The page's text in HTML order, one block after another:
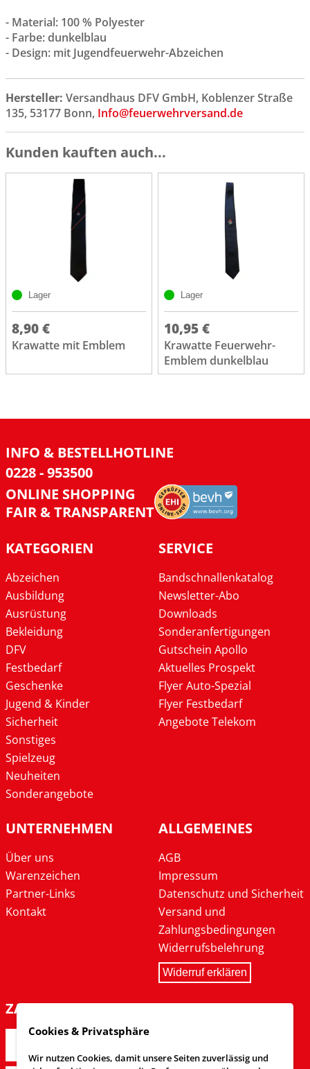
- Material: 100 % Polyester
- Farbe: dunkelblau
- Design: mit Jugendfeuerwehr-Abzeichen
Hersteller: Versandhaus DFV GmbH, Koblenzer Straße
135, 53177 Bonn, Info@feuerwehrversand.de
Kunden kauften auch...
Lager
8,90 €
Krawatte mit Emblem
Lager
10,95 €
Krawatte Feuerwehr-
Emblem dunkelblau
INFO & BESTELLHOTLINE
0228 - 953500
ONLINE SHOPPING
FAIR & TRANSPARENT
KATEGORIEN
Abzeichen
Ausbildung
Ausrüstung
Bekleidung
DFV
Festbedarf
Geschenke
Jugend & Kinder
Sicherheit
Sonstiges
Spielzeug
Neuheiten
Sonderangebote
SERVICE
Bandschnallenkatalog
Newsletter-Abo
Downloads
Sonderanfertigungen
Gutschein Apollo
Aktuelles Prospekt
Flyer Auto-Spezial
Flyer Festbedarf
Angebote Telekom
UNTERNEHMEN
Über uns
Warenzeichen
Partner-Links
Kontakt
ALLGEMEINES
AGB
Impressum
Datenschutz und Sicherheit
Versand und
Zahlungsbedingungen
Widerrufsbelehrung
Widerruf erklären
ZAHLARTEN
Cookies & Privatsphäre
Wir nutzen Cookies, damit unsere Seiten zuverlässig und